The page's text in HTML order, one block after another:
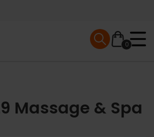
0
Mobile menu
Massage & Spa